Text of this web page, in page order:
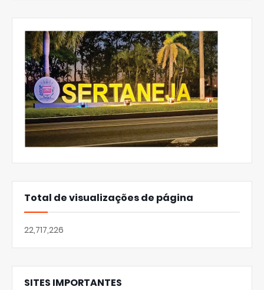
Total de visualizações de página
22,717,226
SITES IMPORTANTES